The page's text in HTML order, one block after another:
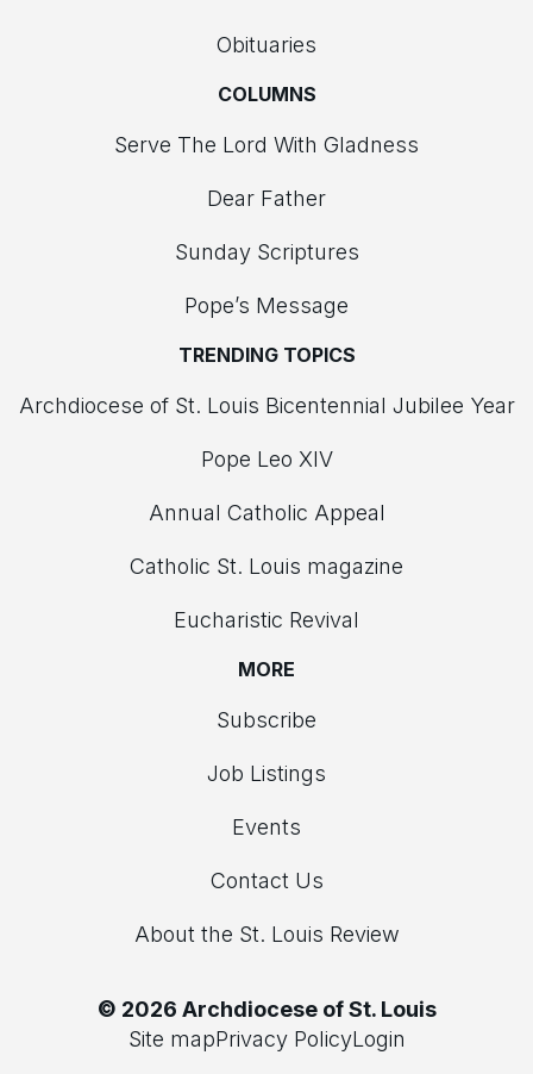
Obituaries
COLUMNS
Serve The Lord With Gladness
Dear Father
Sunday Scriptures
Pope’s Message
TRENDING TOPICS
Archdiocese of St. Louis Bicentennial Jubilee Year
Pope Leo XIV
Annual Catholic Appeal
Catholic St. Louis magazine
Eucharistic Revival
MORE
Subscribe
Job Listings
Events
Contact Us
About the St. Louis Review
© 2026 Archdiocese of St. Louis
Site mapPrivacy PolicyLogin